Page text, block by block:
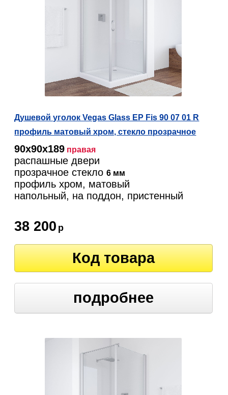
Душевой уголок Vegas Glass EP Fis 90 07 01 R
профиль матовый хром, стекло прозрачное
90х90х189 правая
распашные двери
прозрачное стекло6 мм
профиль хром, матовый
напольный, на поддон, пристенный
38 200 р
Код товара
подробнее